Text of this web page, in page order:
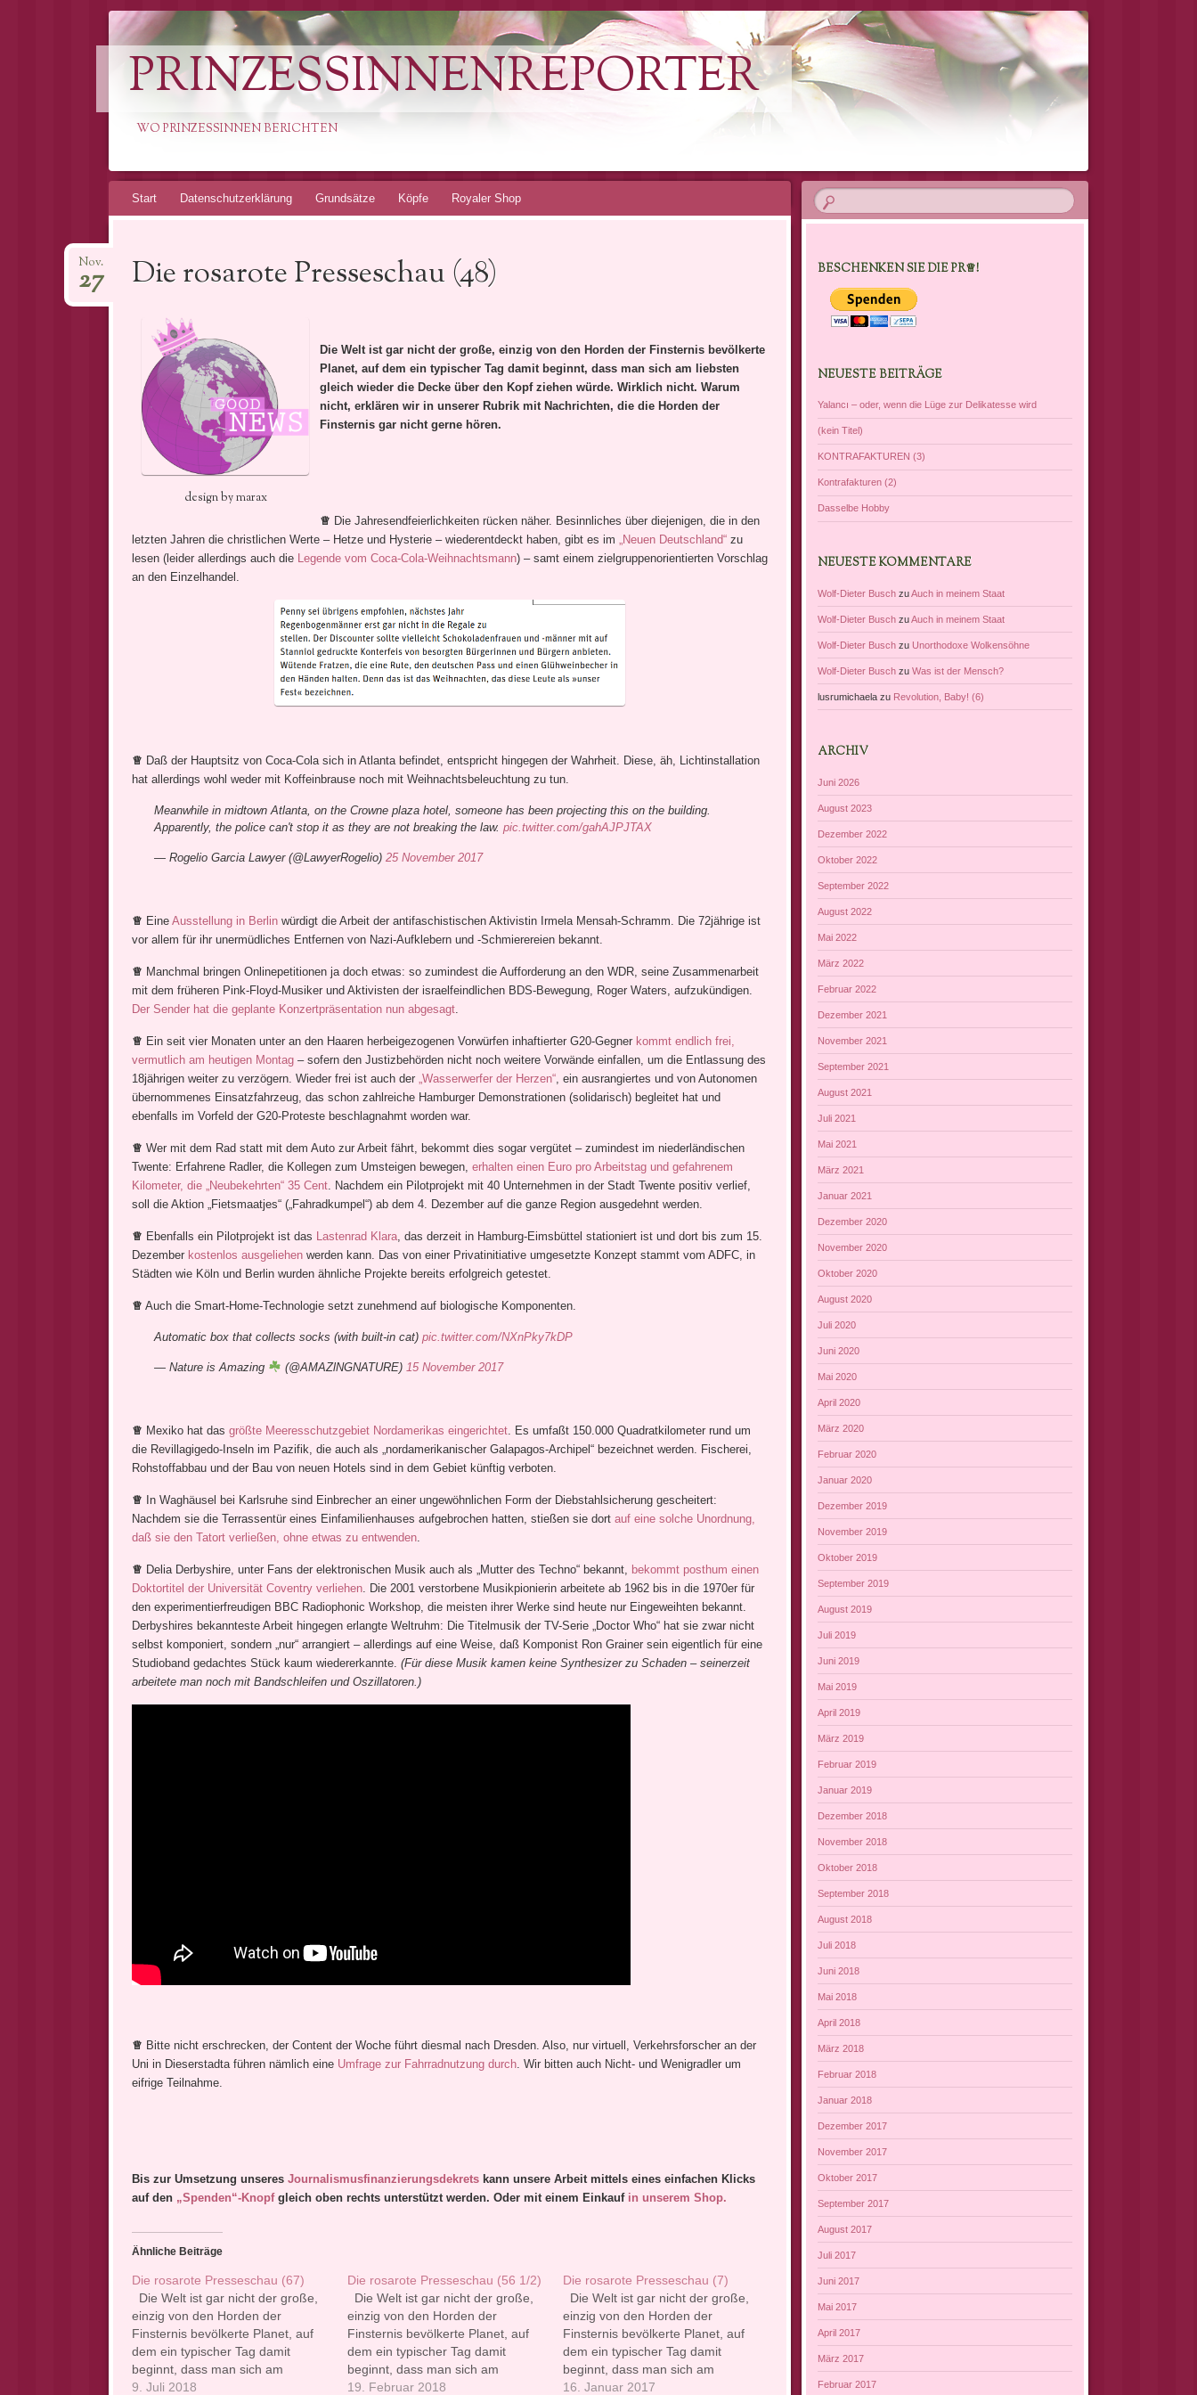
PRINZESSINNENREPORTER
WO PRINZESSINNEN BERICHTEN
Springe
Start Datenschutzerklärung Grundsätze Köpfe Royaler Shop
Die rosarote Presseschau (48)
Nov.
27
design by marax
Die Welt ist gar nicht der große, einzig von den Horden der Finsternis bevölkerte
Planet, auf dem ein typischer Tag damit beginnt, dass man sich am liebsten
gleich wieder die Decke über den Kopf ziehen würde. Wirklich nicht. Warum
nicht, erklären wir in unserer Rubrik mit Nachrichten, die die Horden der
Finsternis gar nicht gerne hören.
♕ Die Jahresendfeierlichkeiten rücken näher. Besinnliches über diejenigen, die in den
letzten Jahren die christlichen Werte – Hetze und Hysterie – wiederentdeckt haben, gibt es im „Neuen Deutschland“zu
lesen (leider allerdings auch die Legende vom Coca-Cola-Weihnachtsmann) – samt einem zielgruppenorientierten Vorschlag
an den Einzelhandel.
♕ Daß der Hauptsitz von Coca-Cola sich in Atlanta befindet, entspricht hingegen der Wahrheit. Diese, äh, Lichtinstallation
hat allerdings wohl weder mit Koffeinbrause noch mit Weihnachtsbeleuchtung zu tun.
Meanwhile in midtown Atlanta, on the Crowne plaza hotel, someone has been projecting this on the building.
Apparently, the police can't stop it as they are not breaking the law. pic.twitter.com/gahAJPJTAX
— Rogelio Garcia Lawyer (@LawyerRogelio) 25 November 2017
♕ Eine Ausstellung in Berlinwürdigt die Arbeit der antifaschistischen Aktivistin Irmela Mensah-Schramm. Die 72jährige ist
vor allem für ihr unermüdliches Entfernen von Nazi-Aufklebern und -Schmierereien bekannt.
♕ Manchmal bringen Onlinepetitionen ja doch etwas: so zumindest die Aufforderung an den WDR, seine Zusammenarbeit
mit dem früheren Pink-Floyd-Musiker und Aktivisten der israelfeindlichen BDS-Bewegung, Roger Waters, aufzukündigen.
Der Sender hat die geplante Konzertpräsentation nun abgesagt.
♕ Ein seit vier Monaten unter an den Haaren herbeigezogenen Vorwürfen inhaftierter G20-Gegner kommt endlich frei,
vermutlich am heutigen Montag– sofern den Justizbehörden nicht noch weitere Vorwände einfallen, um die Entlassung des
18jährigen weiter zu verzögern. Wieder frei ist auch der „Wasserwerfer der Herzen“, ein ausrangiertes und von Autonomen
übernommenes Einsatzfahrzeug, das schon zahlreiche Hamburger Demonstrationen (solidarisch) begleitet hat und
ebenfalls im Vorfeld der G20-Proteste beschlagnahmt worden war.
♕ Wer mit dem Rad statt mit dem Auto zur Arbeit fährt, bekommt dies sogar vergütet – zumindest im niederländischen
Twente: Erfahrene Radler, die Kollegen zum Umsteigen bewegen, erhalten einen Euro pro Arbeitstag und gefahrenem
Kilometer, die „Neubekehrten“ 35 Cent. Nachdem ein Pilotprojekt mit 40 Unternehmen in der Stadt Twente positiv verlief,
soll die Aktion „Fietsmaatjes“ („Fahradkumpel“) ab dem 4. Dezember auf die ganze Region ausgedehnt werden.
♕ Ebenfalls ein Pilotprojekt ist das Lastenrad Klara, das derzeit in Hamburg-Eimsbüttel stationiert ist und dort bis zum 15.
Dezember kostenlos ausgeliehenwerden kann. Das von einer Privatinitiative umgesetzte Konzept stammt vom ADFC, in
Städten wie Köln und Berlin wurden ähnliche Projekte bereits erfolgreich getestet.
♕ Auch die Smart-Home-Technologie setzt zunehmend auf biologische Komponenten.
Automatic box that collects socks (with built-in cat) pic.twitter.com/NXnPky7kDP
— Nature is Amazing (@AMAZlNGNATURE) 15 November 2017
♕ Mexiko hat das größte Meeresschutzgebiet Nordamerikas eingerichtet. Es umfaßt 150.000 Quadratkilometer rund um
die Revillagigedo-Inseln im Pazifik, die auch als „nordamerikanischer Galapagos-Archipel“ bezeichnet werden. Fischerei,
Rohstoffabbau und der Bau von neuen Hotels sind in dem Gebiet künftig verboten.
♕ In Waghäusel bei Karlsruhe sind Einbrecher an einer ungewöhnlichen Form der Diebstahlsicherung gescheitert:
Nachdem sie die Terrassentür eines Einfamilienhauses aufgebrochen hatten, stießen sie dort auf eine solche Unordnung,
daß sie den Tatort verließen, ohne etwas zu entwenden.
♕ Delia Derbyshire, unter Fans der elektronischen Musik auch als „Mutter des Techno“ bekannt, bekommt posthum einen
Doktortitel der Universität Coventry verliehen. Die 2001 verstorbene Musikpionierin arbeitete ab 1962 bis in die 1970er für
den experimentierfreudigen BBC Radiophonic Workshop, die meisten ihrer Werke sind heute nur Eingeweihten bekannt.
Derbyshires bekannteste Arbeit hingegen erlangte Weltruhm: Die Titelmusik der TV-Serie „Doctor Who“ hat sie zwar nicht
selbst komponiert, sondern „nur“ arrangiert – allerdings auf eine Weise, daß Komponist Ron Grainer sein eigentlich für eine
Studioband gedachtes Stück kaum wiedererkannte. (Für diese Musik kamen keine Synthesizer zu Schaden – seinerzeit
arbeitete man noch mit Bandschleifen und Oszillatoren.)
♕ Bitte nicht erschrecken, der Content der Woche führt diesmal nach Dresden. Also, nur virtuell, Verkehrsforscher an der
Uni in Dieserstadta führen nämlich eine Umfrage zur Fahrradnutzung durch. Wir bitten auch Nicht- und Wenigradler um
eifrige Teilnahme.
Bis zur Umsetzung unseres Journalismusfinanzierungsdekretskann unsere Arbeit mittels eines einfachen Klicks
auf den„Spenden“-Knopfgleich oben rechts unterstützt werden. Oder mit einem Einkauf in unserem Shop.
Ähnliche Beiträge
Die rosarote Presseschau (67)
Die Welt ist gar nicht der große,
einzig von den Horden der
Finsternis bevölkerte Planet, auf
dem ein typischer Tag damit
beginnt, dass man sich am
liebsten gleich wieder die Decke
9. Juli 2018
Die rosarote Presseschau (56 1/2)
Die Welt ist gar nicht der große,
einzig von den Horden der
Finsternis bevölkerte Planet, auf
dem ein typischer Tag damit
beginnt, dass man sich am
liebsten gleich wieder die Decke
19. Februar 2018
Die rosarote Presseschau (7)
Die Welt ist gar nicht der große,
einzig von den Horden der
Finsternis bevölkerte Planet, auf
dem ein typischer Tag damit
beginnt, dass man sich am
liebsten gleich wieder die Decke
16. Januar 2017
BESCHENKEN SIE DIE PR♕!
NEUESTE BEITRÄGE
Yalancı – oder, wenn die Lüge zur Delikatesse wird
(kein Titel)
KONTRAFAKTUREN (3)
Kontrafakturen (2)
Dasselbe Hobby
NEUESTE KOMMENTARE
Wolf-Dieter Busch zuAuch in meinem Staat
Wolf-Dieter Busch zuAuch in meinem Staat
Wolf-Dieter Busch zu Unorthodoxe Wolkensöhne
Wolf-Dieter Busch zuWas ist der Mensch?
lusrumichaela zu Revolution, Baby! (6)
ARCHIV
Juni 2026
August 2023
Dezember 2022
Oktober 2022
September 2022
August 2022
Mai 2022
März 2022
Februar 2022
Dezember 2021
November 2021
September 2021
August 2021
Juli 2021
Mai 2021
März 2021
Januar 2021
Dezember 2020
November 2020
Oktober 2020
August 2020
Juli 2020
Juni 2020
Mai 2020
April 2020
März 2020
Februar 2020
Januar 2020
Dezember 2019
November 2019
Oktober 2019
September 2019
August 2019
Juli 2019
Juni 2019
Mai 2019
April 2019
März 2019
Februar 2019
Januar 2019
Dezember 2018
November 2018
Oktober 2018
September 2018
August 2018
Juli 2018
Juni 2018
Mai 2018
April 2018
März 2018
Februar 2018
Januar 2018
Dezember 2017
November 2017
Oktober 2017
September 2017
August 2017
Juli 2017
Juni 2017
Mai 2017
April 2017
März 2017
Februar 2017